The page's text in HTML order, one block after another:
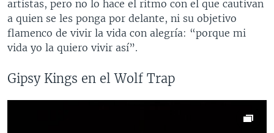
artistas, pero no lo hace el ritmo con el que cautivan
a quien se les ponga por delante, ni su objetivo
flamenco de vivir la vida con alegría: “porque mi
vida yo la quiero vivir así”.
Gipsy Kings en el Wolf Trap